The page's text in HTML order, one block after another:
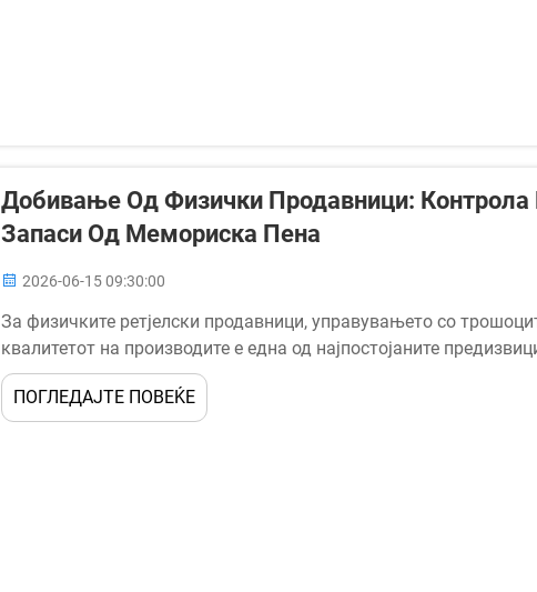
Добивање Од Физички Продавници: Контрола
Запаси Од Мемориска Пена
2026-06-15 09:30:00
За физичките ретјелски продавници, управувањето со
квалитетот на производите е една од најпостојаните
споредни производи за сон. Кога станува збор за набавка на
волуминозни јастаци од мемориска пена, одлуките што ги
ПОГЛЕДАЈТЕ ПОВЕЌЕ